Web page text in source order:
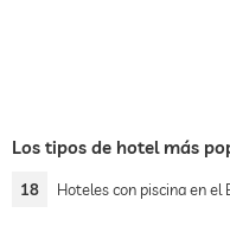
Los tipos de hotel más
18 Hoteles con piscina en el